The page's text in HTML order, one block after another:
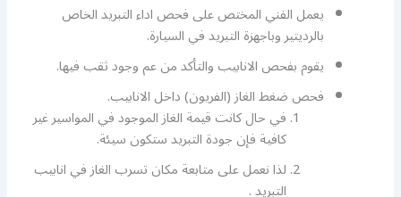
يعمل الفني المختص على فحص اداء التبريد الخاص
بالرديتير وباجهزة التبريد في السيارة.
يقوم بفحص الانابيب والتأكد من عم وجود ثقب فيها.
فحص ضغط الغاز (الفريون) داخل الانابيب.
في حال كانت قيمة الغاز الموجود في المواسير غير
كافية فإن جودة التبريد ستكون سيئة.
لذا نعمل على متابعة مكان تسرب الغاز في انابيب
التبريد .